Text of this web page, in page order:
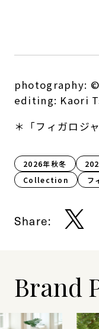
photography:
editing: Kaori
＊「フィガロジ
2026年秋冬
Collection
フ
Share:
Brand